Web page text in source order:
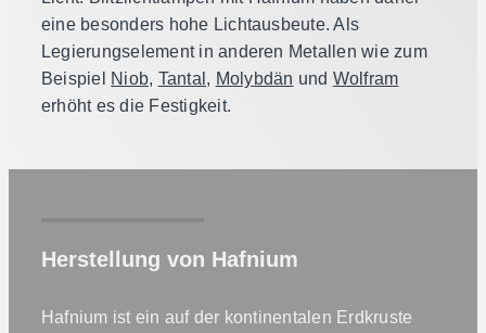
eine besonders hohe Lichtausbeute. Als
Legierungselement in anderen Metallen wie zum
Beispiel
Niob, Tantal, Molybdän und Wolfram
erhöht es die Festigkeit.
Herstellung von Hafnium
Hafnium ist ein auf der kontinentalen Erdkruste